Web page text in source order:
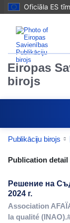
Oficiāla ES
Eiropas
birojs
Publikāciju birojs
Publication
Publication detail
Решение на
2024 г.
Association
la qualité